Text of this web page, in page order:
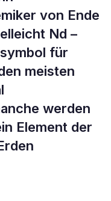
von Ende
Nd –
für
meisten
werden
Element der